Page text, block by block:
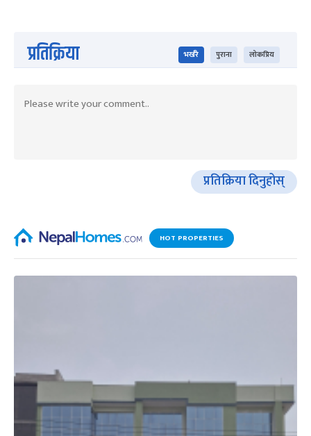
प्रतिक्रिया भर्खरै पुराना लोकप्रिय
प्रतिक्रिया दिनुहोस्
HOT PROPERTIES